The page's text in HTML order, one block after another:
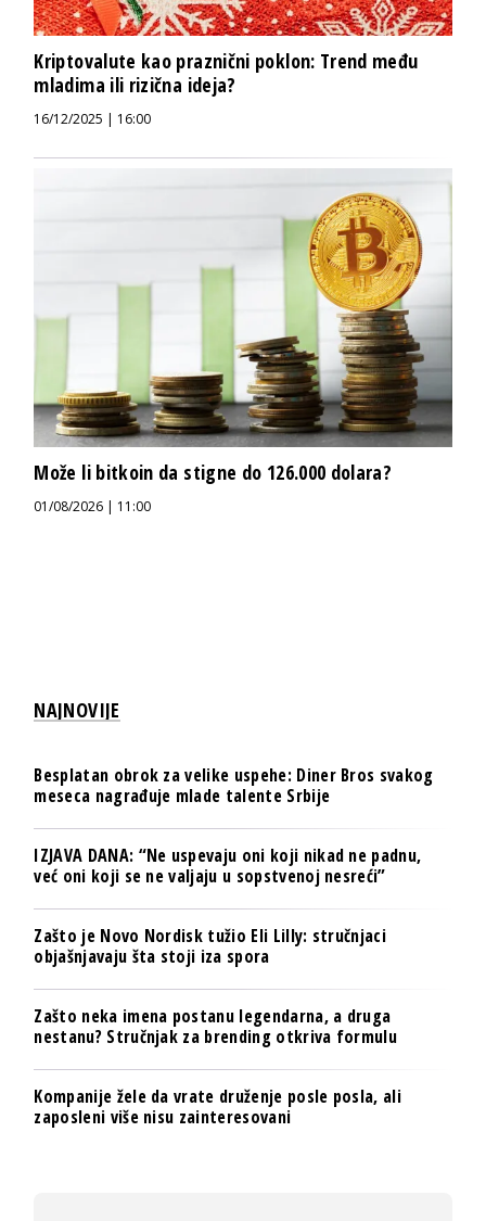
Kriptovalute kao praznični poklon: Trend među
mladima ili rizična ideja?
16/12/2025 | 16:00
Može li bitkoin da stigne do 126.000 dolara?
01/08/2026 | 11:00
NAJNOVIJE
Besplatan obrok za velike uspehe: Diner Bros svakog
meseca nagrađuje mlade talente Srbije
IZJAVA DANA: “Ne uspevaju oni koji nikad ne padnu,
već oni koji se ne valjaju u sopstvenoj nesreći”
Zašto je Novo Nordisk tužio Eli Lilly: stručnjaci
objašnjavaju šta stoji iza spora
Zašto neka imena postanu legendarna, a druga
nestanu? Stručnjak za brending otkriva formulu
Kompanije žele da vrate druženje posle posla, ali
zaposleni više nisu zainteresovani